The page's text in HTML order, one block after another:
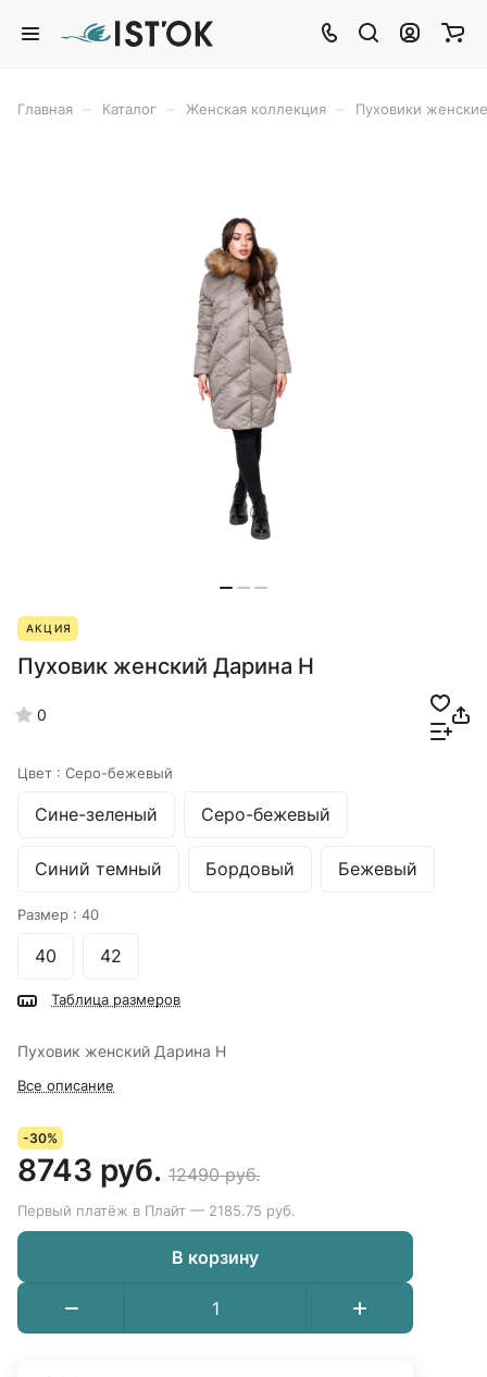
Главная Каталог Женская коллекция Пуховики женские
АКЦИЯ
Пуховик женский Дарина Н
0
Цвет : Серо-бежевый
Сине-зеленый Серо-бежевый
Синий темный Бордовый Бежевый
Размер : 40
40 42
Таблица размеров
Пуховик женский Дарина Н
Все описание
-30%
8743 руб. 12490 руб.
Первый платёж в Плайт — 2185.75 руб.
В корзину